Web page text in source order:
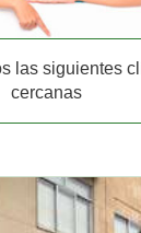
las siguientes
cercanas